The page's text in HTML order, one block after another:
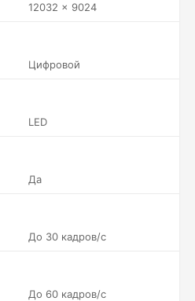
12032 x 9024
Цифровой
LED
Да
До 30 кадров/c
До 60 кадров/c